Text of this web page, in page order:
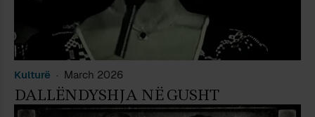
Kulturë March 2026
DALLËNDYSHJA NË GUSHT